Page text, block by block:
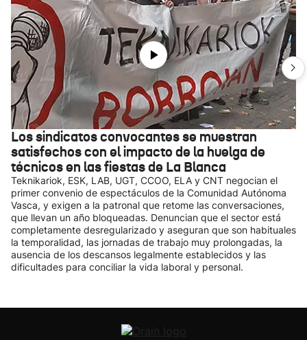
Los sindicatos convocantes se muestran
satisfechos con el impacto de la huelga de
técnicos en las fiestas de La Blanca
Teknikariok, ESK, LAB, UGT, CCOO, ELA y CNT negocian el
primer convenio de espectáculos de la Comunidad Autónoma
Vasca, y exigen a la patronal que retome las conversaciones,
que llevan un año bloqueadas. Denuncian que el sector está
completamente desregularizado y aseguran que son habituales
la temporalidad, las jornadas de trabajo muy prolongadas, la
ausencia de los descansos legalmente establecidos y las
dificultades para conciliar la vida laboral y personal.